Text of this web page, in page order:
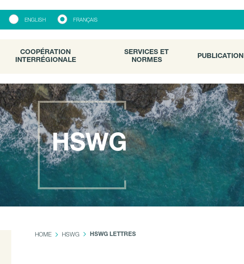
ENGLISH FRANÇAIS
COOPÉRATION
INTERRÉGIONALE
SERVICES ET
NORMES
PUBLICATION
COOPÉRATION
INTERRÉGIONALE
HSWG
HOME HSWG HSWG LETTRES